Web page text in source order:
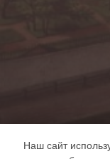
Наш сайт